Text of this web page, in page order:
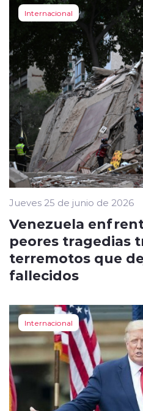
Internacional
Jueves 25 de junio de 2026
Venezuela
peores tragedias
terremotos que
fallecidos
Internacional